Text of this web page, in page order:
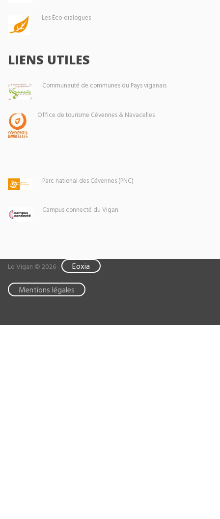
Les Éco-dialogues
LIENS UTILES
Communauté de communes du Pays viganais
Office de tourisme Cévennes & Navacelles
Parc national des Cévennes (PNC)
Campus connecté du Vigan
Le Vigan © 2026 -
Eoxia
Mentions légales